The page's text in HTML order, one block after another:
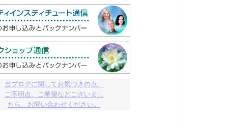
当ブログに関してお気づきの点、
ご不明点、ご希望などございまし
たら、お問い合わせください。